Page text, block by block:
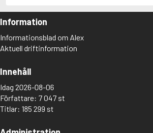
Information
Informationsblad om Alex
Aktuell driftinformation
Innehåll
Idag 2026-08-06
Författare: 7 047 st
Titlar: 185 299 st